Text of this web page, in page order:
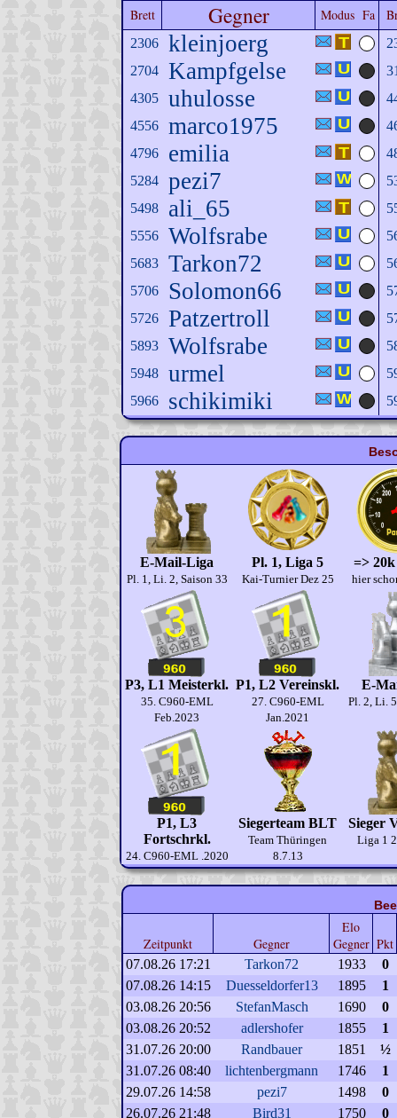
Brett Gegner Modus Fa
2306 kleinjoerg
2704
Kampfgelse
4305
uhulosse
4556
marco1975
4796
emilia
5284
pezi7
5498
ali_65
5556
Wolfsrabe
5683
Tarkon72
5706
Solomon66
5726
Patzertroll
5893
Wolfsrabe
5948
urmel
5966
schikimiki
E-Mail-Liga
Pl. 1, Li. 2, Saison 33
Pl. 1, Liga 5
Kai-Turnier Dez 25
=>
hier
P3, L1 Meisterkl.
35. C960-EML
Feb.2023
P1, L2 Vereinskl.
27. C960-EML
Jan.2021
E-
Pl. 2, Li.
P1, L3
Fortschrkl.
24. C960-EML .2020
Siegerteam BLT
Team Thüringen
8.7.13
Sieger
Liga 1
Zeitpunkt Gegner
Elo
Gegner Pkt
07.08.26 17:21 Tarkon72 1933
0
07.08.26 14:15
Duesseldorfer13 1895
1
03.08.26 20:56
StefanMasch 1690
0
03.08.26 20:52
adlershofer 1855
1
31.07.26 20:00
Randbauer 1851
½
31.07.26 08:40
lichtenbergmann 1746
1
29.07.26 14:58
pezi7 1498
0
26.07.26 21:48
Bird31 1750 0